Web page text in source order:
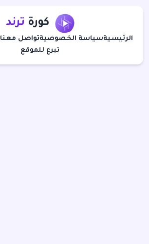
كورة ترند
الرئيسيةسياسة الخصوصيةتواصل معنا
تبرع للموقع